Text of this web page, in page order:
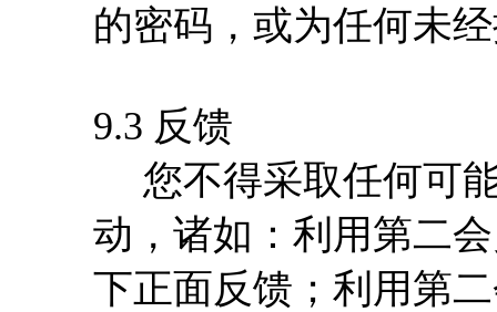
的密码，或为任何未
9.3 反馈
您不得采取任何可
动，诸如：利用第二
下正面反馈；利用第